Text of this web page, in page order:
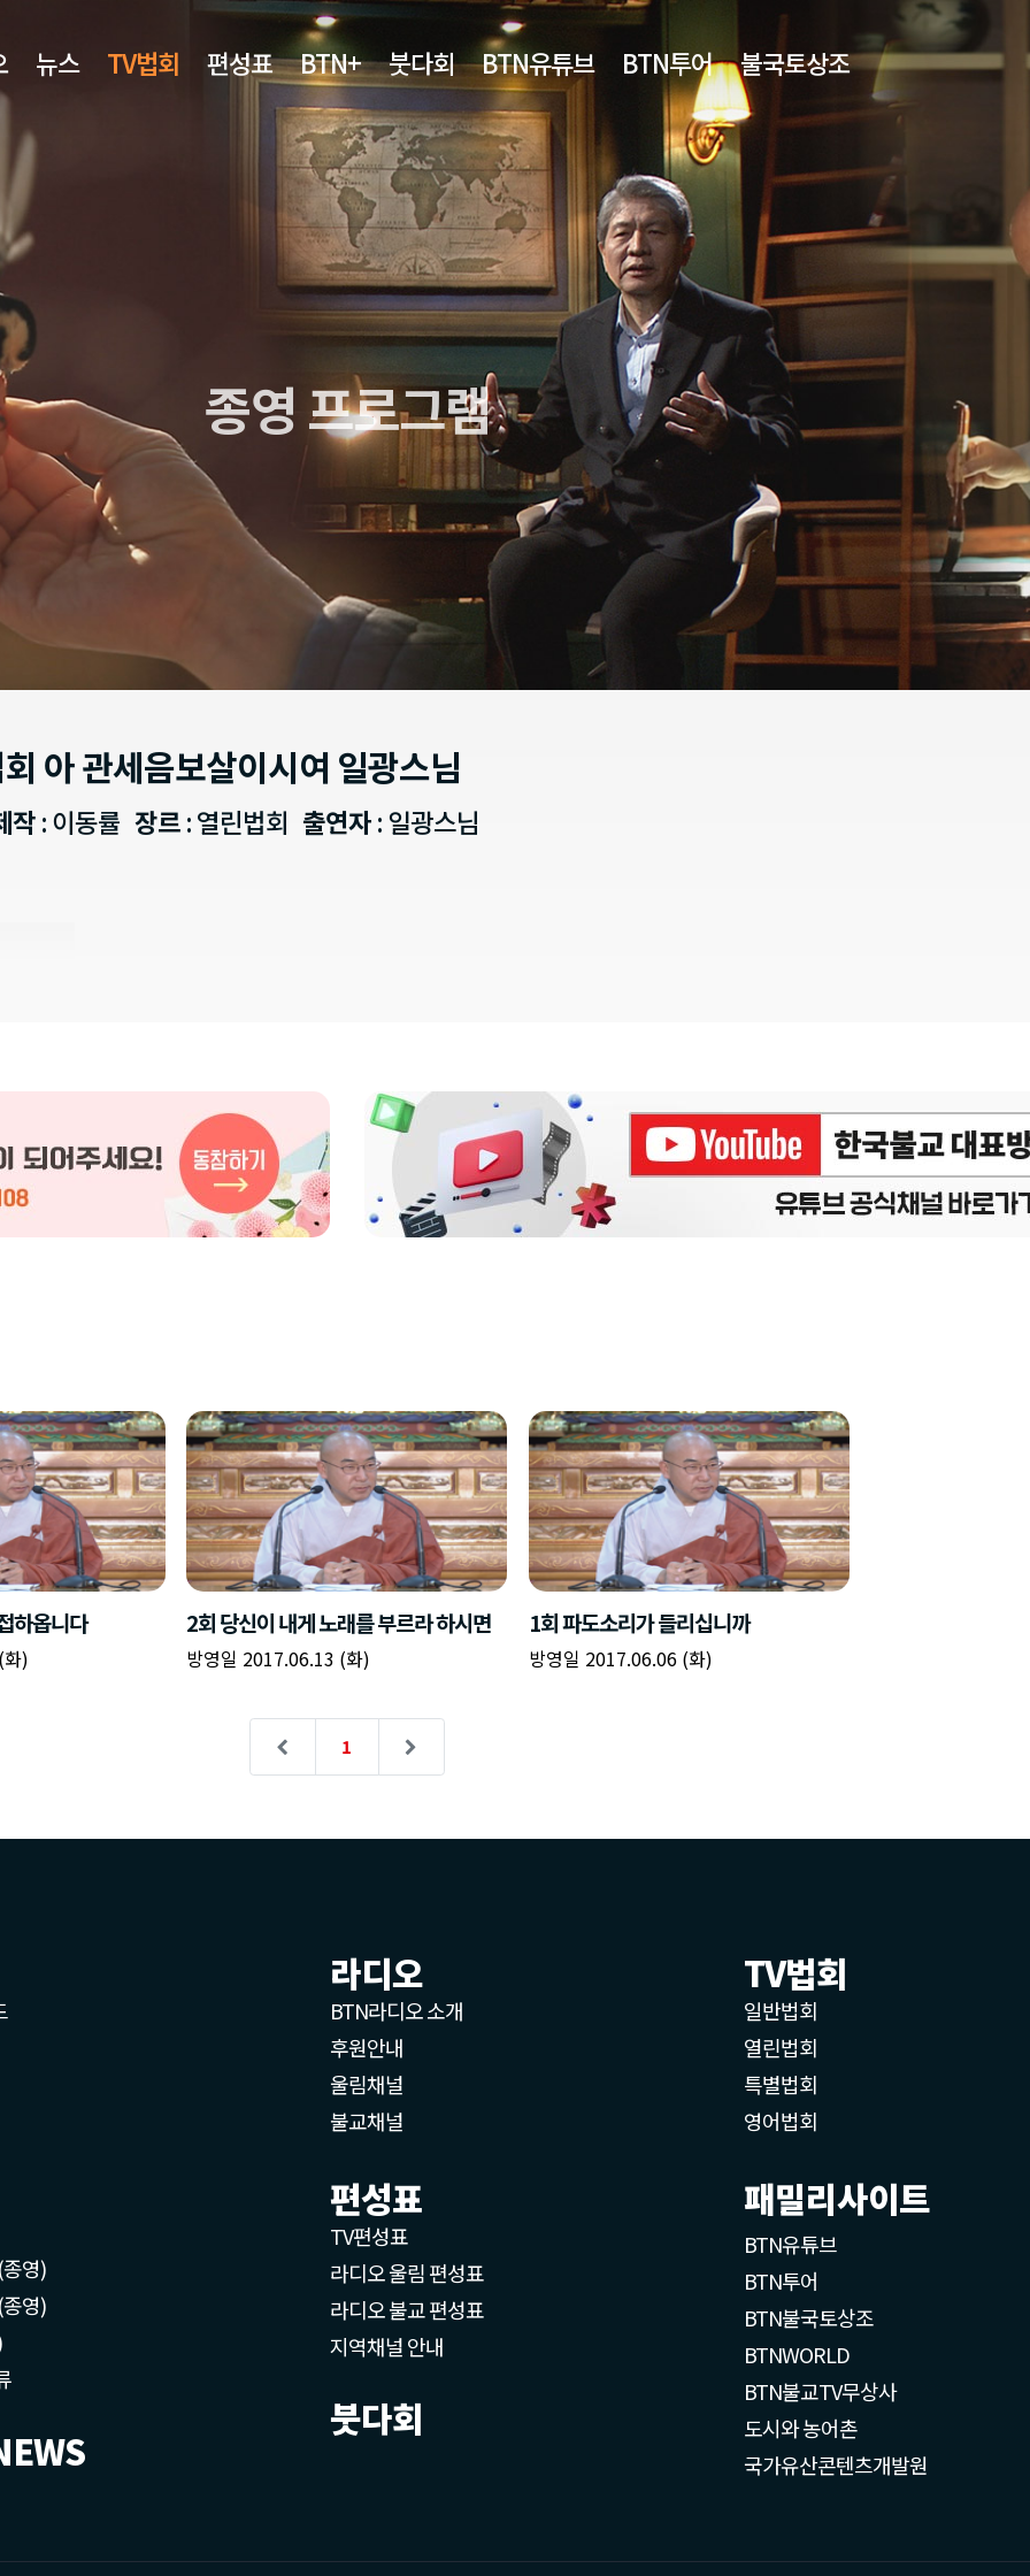
뉴스 TV법회 편성표 BTN+ 붓다회 BTN유튜브 BTN투어 불국토상조
종영 프로그램
아 관세음보살이시여 일광스님
작: 이동률 장르: 열린법회 출연자: 일광스님
하옵니다
)
2회 당신이 내게 노래를 부르라 하시면
방영일 2017.06.13 (화)
1회 파도소리가 들리십니까
방영일 2017.06.06 (화)
1
영)
영)
라디오
BTN라디오 소개
후원안내
울림채널
불교채널
편성표
TV편성표
라디오 울림 편성표
라디오 불교 편성표
지역채널 안내
붓다회
TV법회
일반법회
열린법회
특별법회
영어법회
패밀리사이트
BTN유튜브
BTN투어
BTN불국토상조
BTNWORLD
BTN불교TV무상사
도시와 농어촌
국가유산콘텐츠개발원